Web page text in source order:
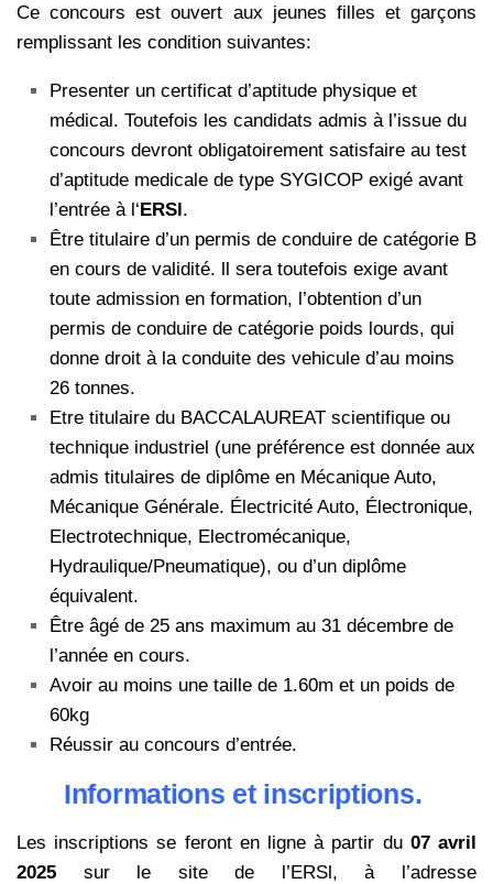
Ce concours est ouvert aux jeunes filles et garçons
remplissant les condition suivantes:
Presenter un certificat d’aptitude physique et
médical. Toutefois les candidats admis à l’issue du
concours devront obligatoirement satisfaire au test
d’aptitude medicale de type SYGICOP exigé avant
l’entrée à l‘ERSl.
Être titulaire d’un permis de conduire de catégorie B
en cours de validité. ll sera toutefois exige avant
toute admission en formation, l’obtention d’un
permis de conduire de catégorie poids lourds, qui
donne droit à la conduite des vehicule d’au moins
26 tonnes.
Etre titulaire du BACCALAUREAT scientifique ou
technique industriel (une préférence est donnée aux
admis titulaires de diplôme en Mécanique Auto,
Mécanique Générale. Électricité Auto, Électronique,
Electrotechnique, Electromécanique,
Hydraulique/Pneumatique), ou d’un diplôme
équivalent.
Être âgé de 25 ans maximum au 31 décembre de
l’année en cours.
Avoir au moins une taille de 1.60m et un poids de
60kg
Réussir au concours d’entrée.
Informations et inscriptions.
Les inscriptions se feront en ligne à partir du 07 avril
2025 sur le site de l’ERSl, à l’adresse